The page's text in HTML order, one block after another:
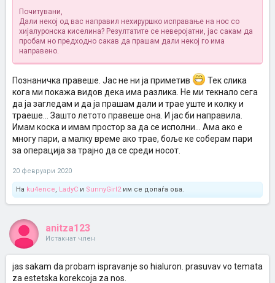
Почитувани,
Дали некој од вас направил нехируршко исправање на нос со
хијалуронска киселина? Резултатите се неверојатни, јас сакам да
пробам но предходно сакав да прашам дали некој го има
направено.
Познаничка правеше. Јас не ни ја приметив
Тек слика
кога ми покажа видов дека има разлика. Не ми текнало сега
да ја загледам и да ја прашам дали и трае уште и колку и
траеше... Зашто летото правеше она. И јас би направила.
Имам коска и имам простор за да се исполни... Ама ако е
многу пари, а малку време ако трае, боље ке соберам пари
за операција за трајно да се среди носот.
20 февруари 2020
На ku4ence, LadyC и SunnyGirl2им се допаѓа ова.
anitza123
Истакнат член
jas sakam da probam ispravanje so hialuron. prasuvav vo temata
za estetska korekcoja za nos.